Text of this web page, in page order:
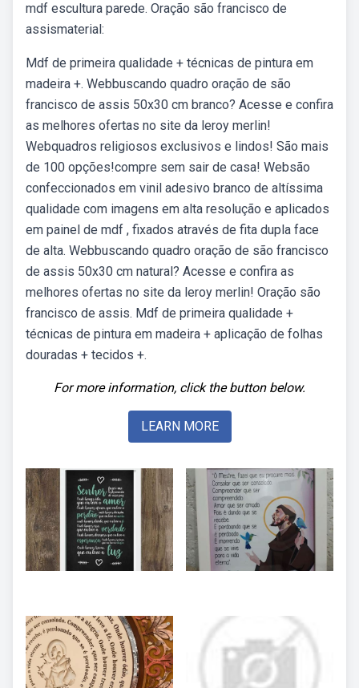
mdf escultura parede. Oração são francisco de
assismaterial:
Mdf de primeira qualidade + técnicas de pintura em
madeira +. Webbuscando quadro oração de são
francisco de assis 50x30 cm branco? Acesse e confira
as melhores ofertas no site da leroy merlin!
Webquadros religiosos exclusivos e lindos! São mais
de 100 opções!compre sem sair de casa! Websão
confeccionados em vinil adesivo branco de altíssima
qualidade com imagens em alta resolução e aplicados
em painel de mdf , fixados através de fita dupla face
de alta. Webbuscando quadro oração de são francisco
de assis 50x30 cm natural? Acesse e confira as
melhores ofertas no site da leroy merlin! Oração são
francisco de assis. Mdf de primeira qualidade +
técnicas de pintura em madeira + aplicação de folhas
douradas + tecidos +.
For more information, click the button below.
LEARN MORE